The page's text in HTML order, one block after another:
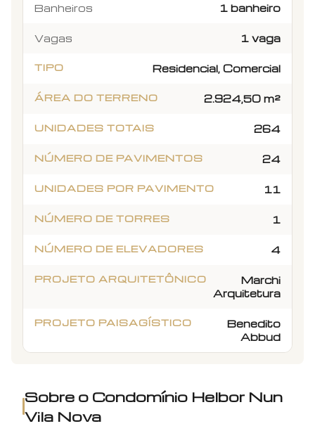
Banheiros 1 banheiro
Vagas 1 vaga
TIPO Residencial, Comercial
ÁREA DO TERRENO 2.924,50 m²
UNIDADES TOTAIS 264
NÚMERO DE PAVIMENTOS 24
UNIDADES POR PAVIMENTO 11
NÚMERO DE TORRES 1
NÚMERO DE ELEVADORES 4
PROJETO ARQUITETÔNICO
Marchi
Arquitetura
PROJETO PAISAGÍSTICO
Benedito
Abbud
Sobre o Condomínio Helbor Nun
Vila Nova